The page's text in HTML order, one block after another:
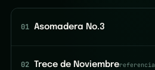
01 Asomadera No.3
02 Trece de Noviembrereferencia